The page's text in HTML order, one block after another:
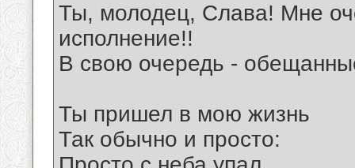
Ты, молодец, Слава! Мне
исполнение!!
В свою очередь -
Ты пришел в мою жизнь
Так обычно и просто: